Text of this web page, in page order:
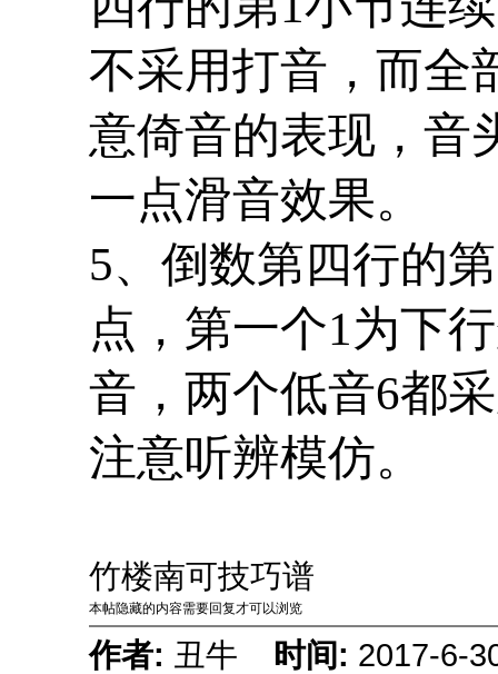
不采用打音，而全
意倚音的表现，音
一点滑音效果。
5、倒数第四行的第
点，第一个1为下
音，两个低音6都
注意听辨模仿。
竹楼南可技巧谱
本帖隐藏的内容需要回复才可以浏览
作者: 丑牛 时间: 2017-6-